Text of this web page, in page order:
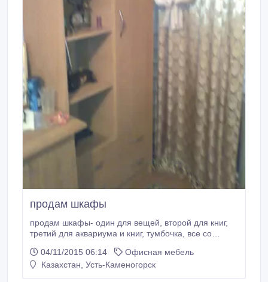
продам шкафы
продам шкафы- один для вещей, второй для книг,
третий для аквариума и книг, тумбочка, все со
04/11/2015 06:14
Офисная мебель
Казахстан, Усть-Каменогорск